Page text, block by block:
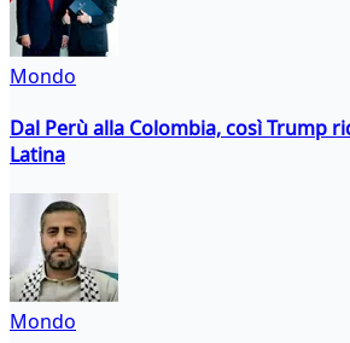
Mondo
Dal Perù alla Colombia, così Trump
Latina
Mondo